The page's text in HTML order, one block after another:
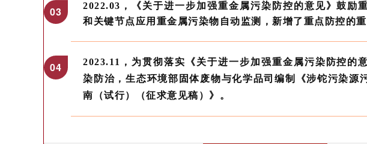
03
2022.03，《关于进一步加强重金属污染防控的意见》鼓励
和关键节点应用重金属污染物自动监测，新增了重点防控的
04
2023.11，为贯彻落实《关于进一步加强重金属污染防控的
染防治，生态环境部固体废物与化学品司编制《涉铊污染源
南（试行）（征求意见稿）》。